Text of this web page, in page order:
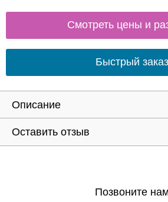
Смотреть цены и
Быстрый заказ
Описание
Оставить отзыв
Позвоните